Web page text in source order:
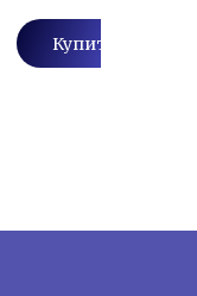
Купити